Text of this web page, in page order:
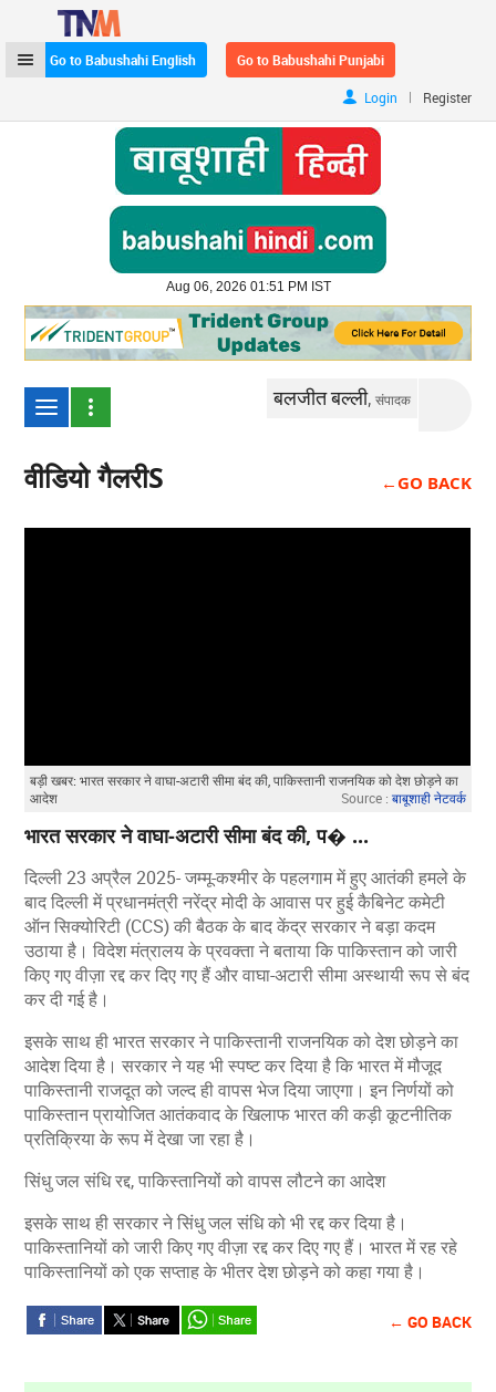
Go to Babushahi English Go to Babushahi Punjabi
Login | Register
Aug 06, 2026 01:51 PM IST
बलजीत बल्ली,संपादक
वीडियो गैलरीS ←GO BACK
बड़ी खबर: भारत सरकार ने वाघा-अटारी सीमा बंद की, पाकिस्तानी राजनयिक को देश छोड़ने का
आदेश
Source : बाबूशाही नेटवर्क
भारत सरकार ने वाघा-अटारी सीमा बंद की, प� ...
दिल्ली 23 अप्रैल 2025- जम्मू-कश्मीर के पहलगाम में हुए आतंकी हमले के
बाद दिल्ली में प्रधानमंत्री नरेंद्र मोदी के आवास पर हुई कैबिनेट कमेटी
ऑन सिक्योरिटी (CCS) की बैठक के बाद केंद्र सरकार ने बड़ा कदम
उठाया है। विदेश मंत्रालय के प्रवक्ता ने बताया कि पाकिस्तान को जारी
किए गए वीज़ा रद्द कर दिए गए हैं और वाघा-अटारी सीमा अस्थायी रूप से बंद
कर दी गई है।
इसके साथ ही भारत सरकार ने पाकिस्तानी राजनयिक को देश छोड़ने का
आदेश दिया है। सरकार ने यह भी स्पष्ट कर दिया है कि भारत में मौजूद
पाकिस्तानी राजदूत को जल्द ही वापस भेज दिया जाएगा। इन निर्णयों को
पाकिस्तान प्रायोजित आतंकवाद के खिलाफ भारत की कड़ी कूटनीतिक
प्रतिक्रिया के रूप में देखा जा रहा है।
सिंधु जल संधि रद्द, पाकिस्तानियों को वापस लौटने का आदेश
इसके साथ ही सरकार ने सिंधु जल संधि को भी रद्द कर दिया है।
पाकिस्तानियों को जारी किए गए वीज़ा रद्द कर दिए गए हैं। भारत में रह रहे
पाकिस्तानियों को एक सप्ताह के भीतर देश छोड़ने को कहा गया है।
← GO BACK